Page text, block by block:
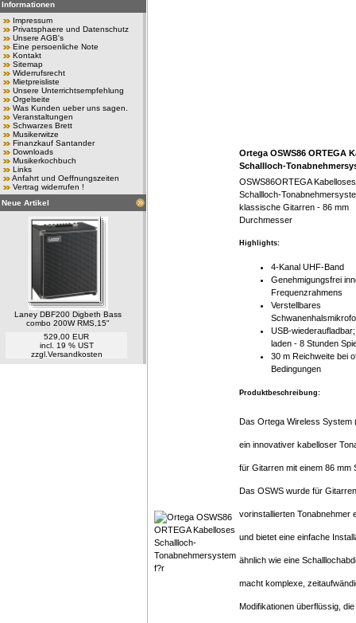
Informationen
Impressum
Privatsphaere und Datenschutz
Unsere AGB's
Eine persoenliche Note
Kontakt
Sitemap
Widerrufsrecht
Mietpreisliste
Unsere Unterrichtsempfehlung
Orgelseite
Was Kunden ueber uns sagen.
Veranstaltungen
Schwarzes Brett
Musikerwitze
Finanzkauf Santander
Downloads
Musikerkochbuch
Links
Anfahrt und Oeffnungszeiten
Vertrag widerrufen !
Neue Artikel
Laney DBF200 Digbeth Bass
combo 200W RMS,15"
529,00 EUR
incl. 19 % UST
zzgl. Versandkosten
Ortega OSWS86 ORTEGA
Schallloch-
OSWS86ORTEGA Kabelloses
Schallloch-
klassische Gitarren - 86 mm
Durchmesser
Highlights:
4-Kanal UHF-Band
Genehmigungsfrei
Frequenzrahmens
Verstellbares
USB-
laden - 8 Stunden
30 m Reichweite bei
Bedingungen
Produktbeschreibung:
Das Ortega Wireless System
ein innovativer kabelloser
für Gitarren mit einem 86 mm
Das OSWS wurde für
vorinstallierten Tonabnehmer
und bietet eine einfache
ähnlich wie eine
macht komplexe,
Modifikationen überflüssig,